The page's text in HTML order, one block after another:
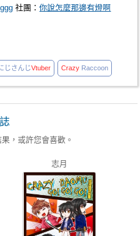
社團：你說怎麼那邊有燈啊
じさんじVtuber Crazy Raccoon
，或許您會喜歡。
志月